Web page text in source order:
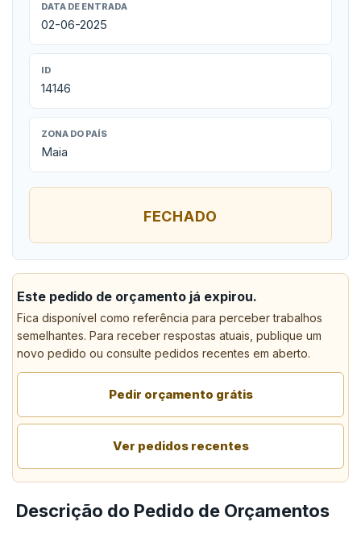
DATA DE ENTRADA
02-06-2025
ID
14146
ZONA DO PAÍS
Maia
FECHADO
Este pedido de orçamento já expirou.
Fica disponível como referência para perceber trabalhos
semelhantes. Para receber respostas atuais, publique um
novo pedido ou consulte pedidos recentes em aberto.
Pedir orçamento grátis
Ver pedidos recentes
Descrição do Pedido de Orçamentos